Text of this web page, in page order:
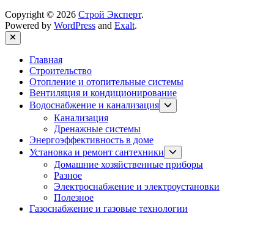
Copyright © 2026 Строй Эксперт.
Powered by WordPress and Exalt.
Close
Главная
Строительство
Отопление и отопительные системы
Вентиляция и кондиционирование
Водоснабжение и канализация
Show
sub
Канализация
Дренажные системы
Энергоэффективность в доме
Установка и ремонт сантехники
sub
menu
Домашние хозяйственные приборы
Разное
Электроснабжение и электроустановки
Полезное
Газоснабжение и газовые технологии